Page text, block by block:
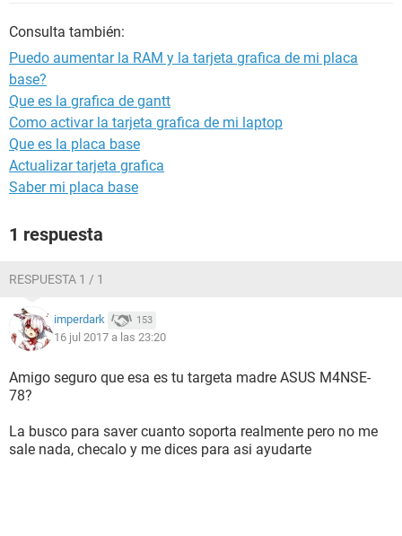
Desde ya muchas gracias
Consulta también:
Puedo aumentar la RAM y la tarjeta grafica de mi placa
base?
Que es la grafica de gantt
Como activar la tarjeta grafica de mi laptop
Que es la placa base
Actualizar tarjeta grafica
Saber mi placa base
1 respuesta
RESPUESTA 1 / 1
imperdark 153
16 jul 2017 a las 23:20
Amigo seguro que esa es tu targeta madre ASUS M4NSE-
78?
La busco para saver cuanto soporta realmente pero no me
sale nada, checalo y me dices para asi ayudarte